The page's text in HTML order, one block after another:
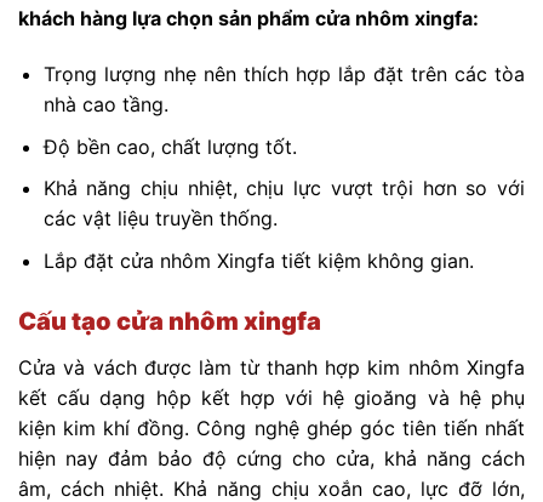
khách hàng lựa chọn sản phẩm cửa nhôm xingfa:
Trọng lượng nhẹ nên thích hợp lắp đặt trên các tòa
nhà cao tầng.
Độ bền cao, chất lượng tốt.
Khả năng chịu nhiệt, chịu lực vượt trội hơn so với
các vật liệu truyền thống.
Lắp đặt cửa nhôm Xingfa tiết kiệm không gian.
Cấu tạo cửa nhôm xingfa
Cửa và vách được làm từ thanh hợp kim nhôm Xingfa
kết cấu dạng hộp kết hợp với hệ gioăng và hệ phụ
kiện kim khí đồng. Công nghệ ghép góc tiên tiến nhất
hiện nay đảm bảo độ cứng cho cửa, khả năng cách
âm, cách nhiệt. Khả năng chịu xoắn cao, lực đỡ lớn,